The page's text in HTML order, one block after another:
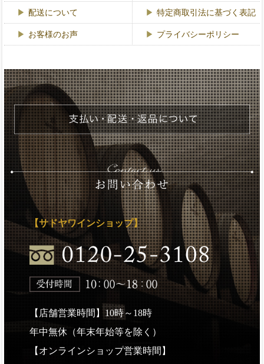
配送について 特定商取引法に基づく表記
お客様のお声 プライバシーポリシー
【サドヤワインショップ】
【店舗営業時間】10時～18時
年中無休（年末年始等を除く）
【オンラインショップ営業時間】